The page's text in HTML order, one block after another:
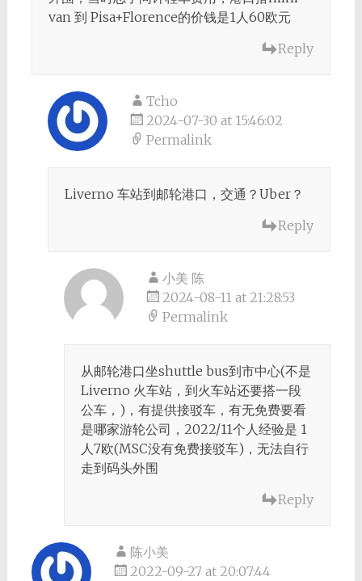
van 到 Pisa+Florence的价钱是1人60欧元
Reply
Tcho
2024-07-30 at 15:46:02
Permalink
Liverno 车站到邮轮港口，交通？Uber？
Reply
小美 陈
2024-08-11 at 21:28:53
Permalink
从邮轮港口坐shuttle bus到市中心(不是
Liverno 火车站，到火车站还要搭一段
公车，)，有提供接驳车，有无免费要看
是哪家游轮公司，2022/11个人经验是 1
人7欧(MSC没有免费接驳车)，无法自行
走到码头外围
Reply
陈小美
2022-09-27 at 20:07:44